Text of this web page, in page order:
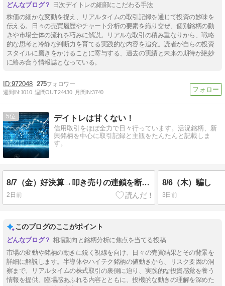
日次デイトレの細部にこだわる手法
株価の細かな変動を捉え、リアルタイムの取引記録を通じて投資の妙味を
伝える。日々の売買履歴やチャート分析の要素を織り交ぜ、個別銘柄の動
きや市場全体の流れを巧みに解説。リアルな取引の積み重なりから、戦略
的な思考と冷静な判断力を育てる実践的な内容を追究。読者が自らの投資
スタイルに磨きをかけることに寄与する、過去の実績と未来の期待が絶妙
に絡み合う情報誌となっている。
972048 275
週間IN:1010 週間OUT:24430 月間IN:3740
5 デイトレは甘くない！
信用取引をほぼ全力で日々行っています。活況銘柄、新
興銘柄を中心に取引記録と主観をたんたんと記載しま
す。
8/7（金）好決算→叩き売りの連鎖を断ち切れ
2日前
8/6（木）騙し
3日前
このブログのここがポイント
相場動向と銘柄分析に焦点を当てる投稿
市場の変動や銘柄の動きに鋭く視線を向け、日々の売買結果とその背景を
詳細に解説します。半導体やハイテク銘柄の値動きから、リスク要因の洞
察まで、リアルタイムの株式取引の裏側に迫り、実践的な投資感覚を養う
情報を提供。臨場感あふれる内容とともに、投機的な動きの理解を深めた